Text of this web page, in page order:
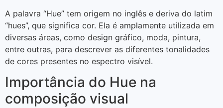
A palavra “Hue” tem origem no inglês e deriva do latim
“hues”, que significa cor. Ela é amplamente utilizada em
diversas áreas, como design gráfico, moda, pintura,
entre outras, para descrever as diferentes tonalidades
de cores presentes no espectro visível.
Importância do Hue na
composição visual